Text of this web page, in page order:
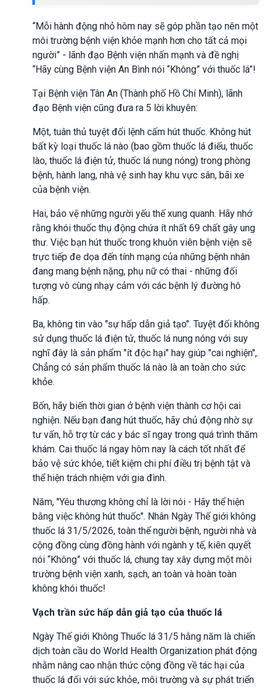
“Mỗi hành động nhỏ hôm nay sẽ góp phần tạo nên một
môi trường bệnh viện khỏe mạnh hơn cho tất cả mọi
người” - lãnh đạo Bệnh viện nhấn mạnh và đề nghị
“Hãy cùng Bệnh viện An Bình nói “Không” với thuốc lá”!
Tại Bệnh viện Tân An (Thành phố Hồ Chí Minh), lãnh
đạo Bệnh viện cũng đưa ra 5 lời khuyên:
Một, tuân thủ tuyệt đối lệnh cấm hút thuốc. Không hút
bất kỳ loại thuốc lá nào (bao gồm thuốc lá điếu, thuốc
lào, thuốc lá điện tử, thuốc lá nung nóng) trong phòng
bệnh, hành lang, nhà vệ sinh hay khu vực sân, bãi xe
của bệnh viện.
Hai, bảo vệ những người yếu thế xung quanh. Hãy nhớ
rằng khói thuốc thụ động chứa ít nhất 69 chất gây ung
thư. Việc bạn hút thuốc trong khuôn viên bệnh viện sẽ
trực tiếp đe dọa đến tính mạng của những bệnh nhân
đang mang bệnh nặng, phụ nữ có thai - những đối
tượng vô cùng nhạy cảm với các bệnh lý đường hô
hấp.
Ba, không tin vào "sự hấp dẫn giả tạo". Tuyệt đối không
sử dụng thuốc lá điện tử, thuốc lá nung nóng với suy
nghĩ đây là sản phẩm "ít độc hại" hay giúp "cai nghiện",.
Chẳng có sản phẩm thuốc lá nào là an toàn cho sức
khỏe.
Bốn, hãy biến thời gian ở bệnh viện thành cơ hội cai
nghiện. Nếu bạn đang hút thuốc, hãy chủ động nhờ sự
tư vấn, hỗ trợ từ các y bác sĩ ngay trong quá trình thăm
khám. Cai thuốc lá ngay hôm nay là cách tốt nhất để
bảo vệ sức khỏe, tiết kiệm chi phí điều trị bệnh tật và
thể hiện trách nhiệm với gia đình.
Năm, "Yêu thương không chỉ là lời nói - Hãy thể hiện
bằng việc không hút thuốc". Nhân Ngày Thế giới không
thuốc lá 31/5/2026, toàn thể người bệnh, người nhà và
cộng đồng cùng đồng hành với ngành y tế, kiên quyết
nói “Không” với thuốc lá, chung tay xây dựng một môi
trường bệnh viện xanh, sạch, an toàn và hoàn toàn
không khói thuốc!
Vạch trần sức hấp dẫn giả tạo của thuốc lá
Ngày Thế giới Không Thuốc lá 31/5 hằng năm là chiến
dịch toàn cầu do World Health Organization phát động
nhằm nâng cao nhận thức cộng đồng về tác hại của
thuốc lá đối với sức khỏe, môi trường và sự phát triển